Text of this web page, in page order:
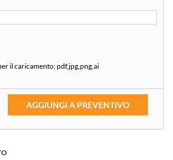
il caricamento:pdf,jpg,png,ai
AGGIUNGI A PREVENTIVO